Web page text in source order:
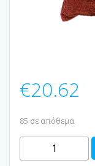
€20.62
85 σε απόθεμα
ΜΑΞΙΛΑΡΙ-
ΚΑΛΥΜΜΑ